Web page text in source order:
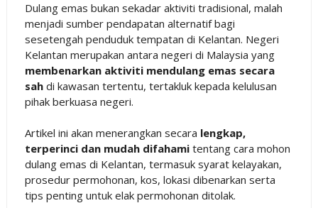
Dulang emas bukan sekadar aktiviti tradisional, malah
menjadi sumber pendapatan alternatif bagi
sesetengah penduduk tempatan di Kelantan. Negeri
Kelantan merupakan antara negeri di Malaysia yang
membenarkan aktiviti mendulang emas secara
sahdi kawasan tertentu, tertakluk kepada kelulusan
pihak berkuasa negeri.
Artikel ini akan menerangkan secara lengkap,
terperinci dan mudah difahamitentang cara mohon
dulang emas di Kelantan, termasuk syarat kelayakan,
prosedur permohonan, kos, lokasi dibenarkan serta
tips penting untuk elak permohonan ditolak.